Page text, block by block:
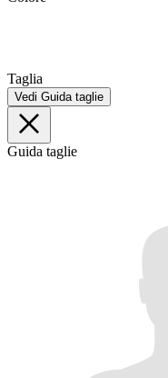
Taglia
Vedi Guida taglie
Guida taglie